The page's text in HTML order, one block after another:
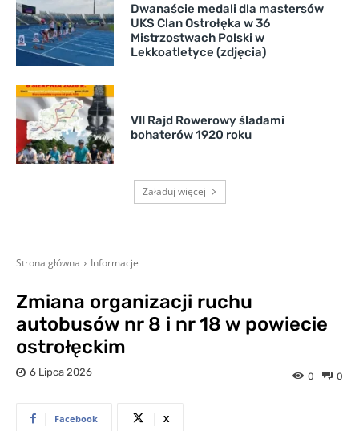
Dwanaście medali dla mastersów
UKS Clan Ostrołęka w 36
Mistrzostwach Polski w
Lekkoatletyce (zdjęcia)
VII Rajd Rowerowy śladami
bohaterów 1920 roku
Załaduj więcej